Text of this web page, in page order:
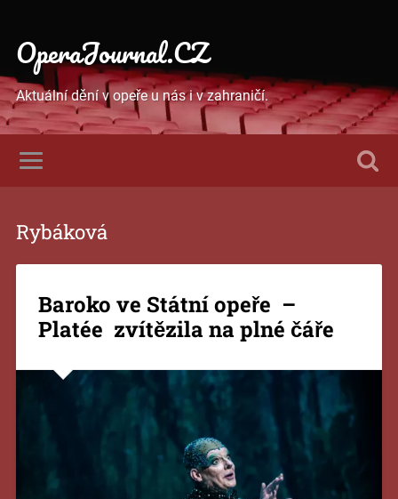
OperaJournal.CZ
Aktuální dění v opeře u nás i v zahraničí.
Rybáková
Baroko ve Státní opeře –
Platée zvítězila na plné čáře